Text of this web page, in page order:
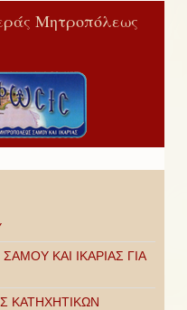
Μητροπόλεως
ΚΑΙ ΙΚΑΡΙΑΣ ΓΙΑ
ΚΑΤΗΧΗΤΙΚΩΝ